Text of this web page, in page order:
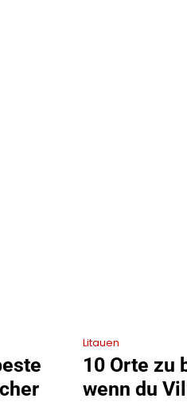
Litauen
10 Orte zu
wenn du